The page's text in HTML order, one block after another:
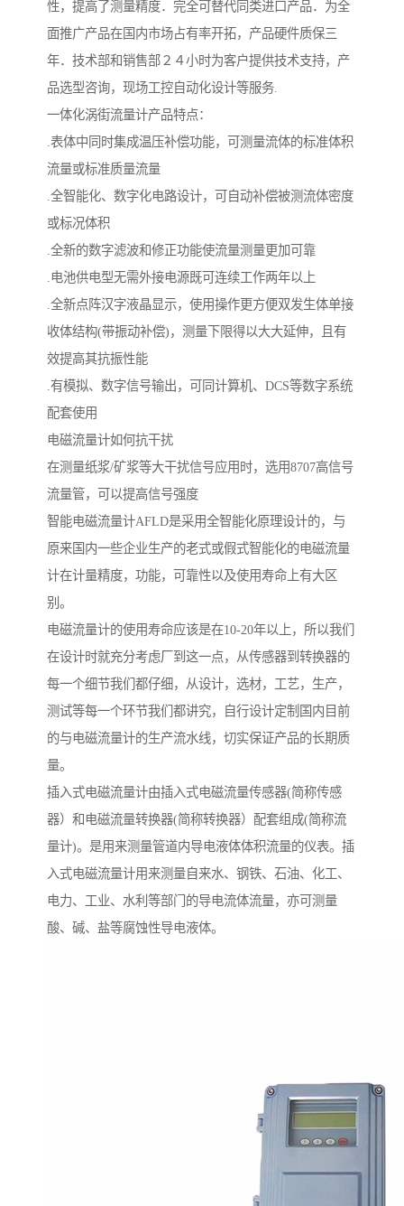
性，提高了测量精度．完全可替代同类进口产品．为全
面推广产品在国内市场占有率开拓，产品硬件质保三
年．技术部和销售部２４小时为客户提供技术支持，产
品选型咨询，现场工控自动化设计等服务.
一体化涡街流量计产品特点：
.表体中同时集成温压补偿功能，可测量流体的标准体积
流量或标准质量流量
.全智能化、数字化电路设计，可自动补偿被测流体密度
或标况体积
.全新的数字滤波和修正功能使流量测量更加可靠
.电池供电型无需外接电源既可连续工作两年以上
.全新点阵汉字液晶显示，使用操作更方便双发生体单接
收体结构(带振动补偿)，测量下限得以大大延伸，且有
效提高其抗振性能
.有模拟、数字信号输出，可同计算机、DCS等数字系统
配套使用
电磁流量计如何抗干扰
在测量纸浆/矿浆等大干扰信号应用时，选用8707高信号
流量管，可以提高信号强度
智能电磁流量计AFLD是采用全智能化原理设计的，与
原来国内一些企业生产的老式或假式智能化的电磁流量
计在计量精度，功能，可靠性以及使用寿命上有大区
别。
电磁流量计的使用寿命应该是在10-20年以上，所以我们
在设计时就充分考虑厂到这一点，从传感器到转换器的
每一个细节我们都仔细，从设计，选材，工艺，生产，
测试等每一个环节我们都讲究，自行设计定制国内目前
的与电磁流量计的生产流水线，切实保证产品的长期质
量。
插入式电磁流量计由插入式电磁流量传感器(简称传感
器）和电磁流量转换器(简称转换器）配套组成(简称流
量计)。是用来测量管道内导电液体体积流量的仪表。插
入式电磁流量计用来测量自来水、钢铁、石油、化工、
电力、工业、水利等部门的导电流体流量，亦可测量
酸、碱、盐等腐蚀性导电液体。